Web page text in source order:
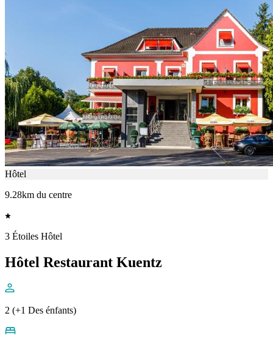
Hôtel
9.28km du centre
3 Étoiles Hôtel
Hôtel Restaurant Kuentz
2 (+1 Des énfants)